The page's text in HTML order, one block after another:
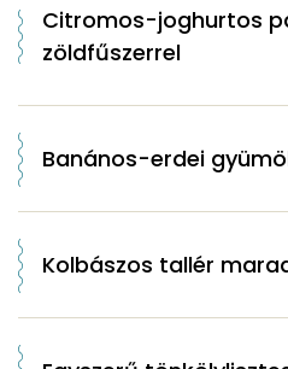
Citromos-joghurtos
zöldfűszerrel
Banános-erdei
Kolbászos tallér